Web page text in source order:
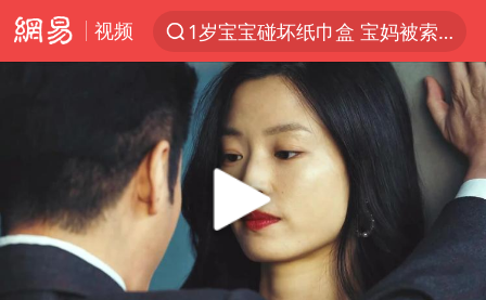
视频
1岁宝宝碰坏纸巾盒 宝妈被索赔924元
以“新”破局 首发经济点亮城市消费活力
Meta被判支付5.67亿美元
台风白海豚逼近 暴雨大暴雨来袭
阿根廷足协发文力挺因凡蒂诺
中国稀土盘中涨停